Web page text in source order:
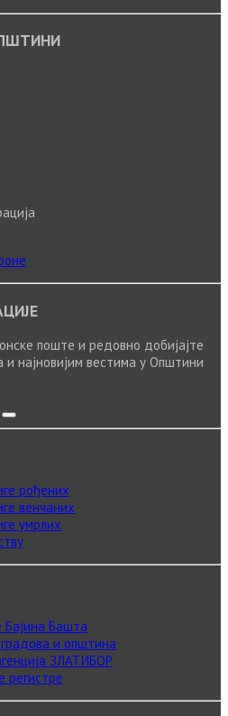
поште и редовно добијајте
најновијим вестима у Општини
рођених
венчаних
умрлих
Бајина Башта
и општина
ЗЛАТИБОР
регистре